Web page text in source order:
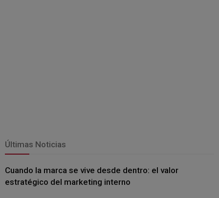
Últimas Noticias
Cuando la marca se vive desde dentro: el valor
estratégico del marketing interno